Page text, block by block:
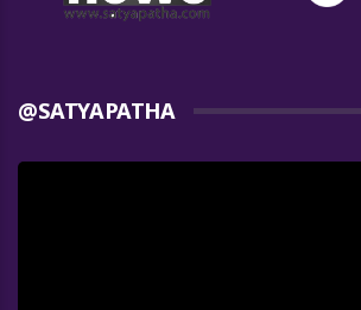
@SATYAPATHA